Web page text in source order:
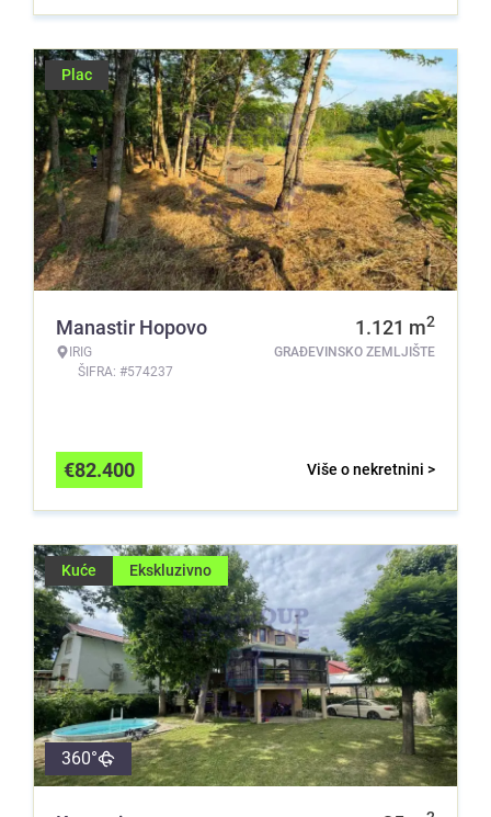
Plac
Manastir Hopovo
IRIG
ŠIFRA: #574237
1.121 m2
GRAĐEVINSKO ZEMLJIŠTE
Više o nekretnini >
€82.400
Kuće Ekskluzivno
360°